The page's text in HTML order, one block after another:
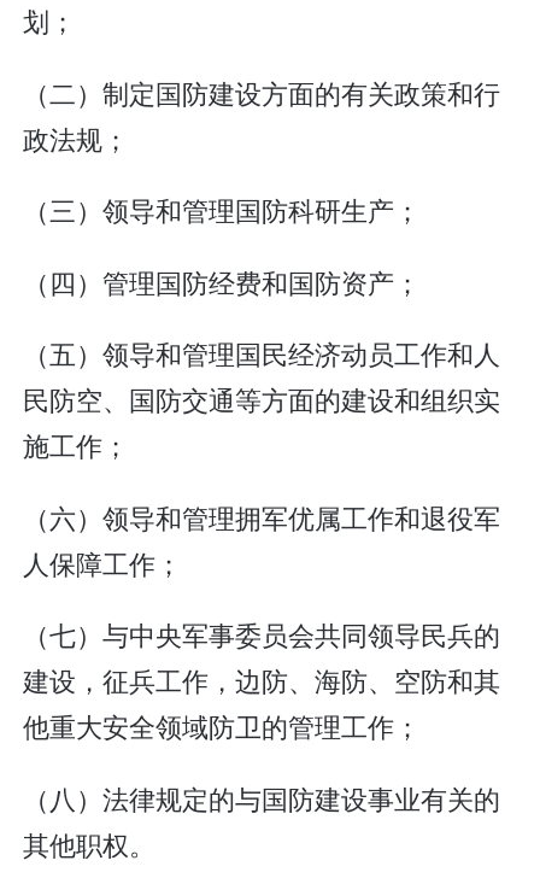
划；
（二）制定国防建设方面的有关政策和行
政法规；
（三）领导和管理国防科研生产；
（四）管理国防经费和国防资产；
（五）领导和管理国民经济动员工作和人
民防空、国防交通等方面的建设和组织实
施工作；
（六）领导和管理拥军优属工作和退役军
人保障工作；
（七）与中央军事委员会共同领导民兵的
建设，征兵工作，边防、海防、空防和其
他重大安全领域防卫的管理工作；
（八）法律规定的与国防建设事业有关的
其他职权。